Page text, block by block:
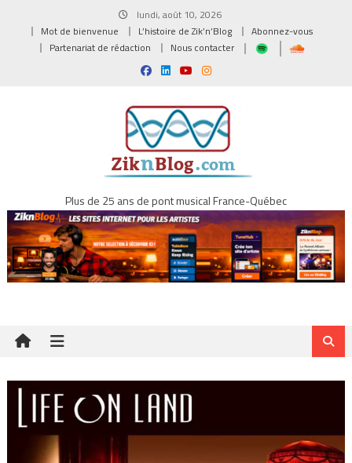
lundi, août 10, 2026
Mot de bienvenue
L’histoire de Zik’n’Blog
Abonnez-vous
Partenariat de rédaction
Nous contacter
Plus de 25 ans de pont musical France-Québec